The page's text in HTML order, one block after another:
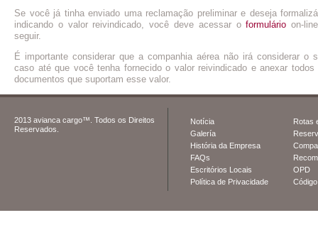
Se você já tinha enviado uma reclamação preliminar e deseja
indicando o valor reivindicado, você deve acessar oformulário on-
seguir.
É importante considerar que a companhia aérea não irá considerar o
caso até que você tenha fornecido o valor reivindicado e anexar todos
documentos que suportam esse valor.
2013 avianca cargo™. Todos os Direitos
Reservados.
Notícia
Galería
História da Empresa
FAQs
Escritórios Locais
Política de Privacidade
Rotas
OPD